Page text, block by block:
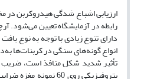
ارزیابی اشباع شدگی هیدروکربن
رابطه در آزمایشگاه تعیین می‌شود.
دارای تنوع زیادی با توجه به نوع
انواع گونه‌های سنگی در کربنات‌ها
تأثیر شدید شکل منافذ است،